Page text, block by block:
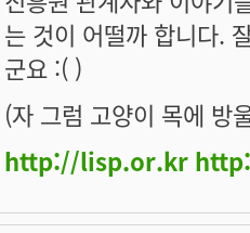
는 것이 어떨까 합니다.
군요 :( )
(자 그럼 고양이 목에 방
http://lisp.or.kr